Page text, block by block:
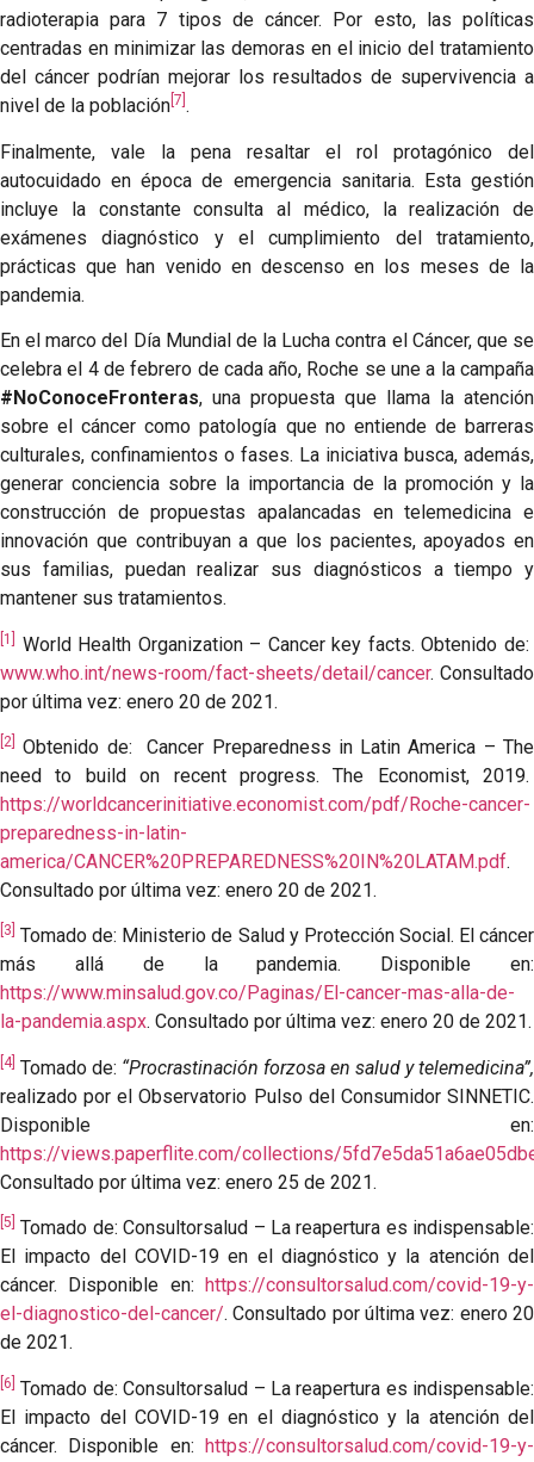
radioterapia para 7 tipos de cáncer. Por esto, las políticas
centradas en minimizar las demoras en el inicio del tratamiento
del cáncer podrían mejorar los resultados de supervivencia a
nivel de la población [7] .
Finalmente, vale la pena resaltar el rol protagónico del
autocuidado en época de emergencia sanitaria. Esta gestión
incluye la constante consulta al médico, la realización de
exámenes diagnóstico y el cumplimiento del tratamiento,
prácticas que han venido en descenso en los meses de la
pandemia.
En el marco del Día Mundial de la Lucha contra el Cáncer, que se
celebra el 4 de febrero de cada año, Roche se une a la campaña
#NoConoceFronteras, una propuesta que llama la atención
sobre el cáncer como patología que no entiende de barreras
culturales, confinamientos o fases. La iniciativa busca, además,
generar conciencia sobre la importancia de la promoción y la
construcción de propuestas apalancadas en telemedicina e
innovación que contribuyan a que los pacientes, apoyados en
sus familias, puedan realizar sus diagnósticos a tiempo y
mantener sus tratamientos.
[1]
World Health Organization – Cancer key facts. Obtenido de:
www.who.int/news-room/fact-sheets/detail/cancer. Consultado
por última vez: enero 20 de 2021.
[2]
Obtenido de: Cancer Preparedness in Latin America – The
need to build on recent progress. The Economist, 2019.
https://worldcancerinitiative.economist.com/pdf/Roche-cancer-
preparedness-in-latin-
america/CANCER%20PREPAREDNESS%20IN%20LATAM.pdf.
Consultado por última vez: enero 20 de 2021.
[3] Tomado de: Ministerio de Salud y Protección Social. El cáncer
más allá de la pandemia. Disponible en:
https://www.minsalud.gov.co/Paginas/El-cancer-mas-alla-de-
la-pandemia.aspx. Consultado por última vez: enero 20 de 2021.
[4] Tomado de: “Procrastinación forzosa en salud y telemedicina”,
realizado por el Observatorio Pulso del Consumidor SINNETIC.
Disponible en:
https://views.paperflite.com/collections/
Consultado por última vez: enero 25 de 2021.
[5] Tomado de: Consultorsalud – La reapertura es indispensable:
El impacto del COVID-19 en el diagnóstico y la atención del
cáncer. Disponible en: https://consultorsalud.com/covid-19-y-
el-diagnostico-del-cancer/. Consultado por última vez: enero 20
de 2021.
[6] Tomado de: Consultorsalud – La reapertura es indispensable:
El impacto del COVID-19 en el diagnóstico y la atención del
cáncer. Disponible en: https://consultorsalud.com/covid-19-y-